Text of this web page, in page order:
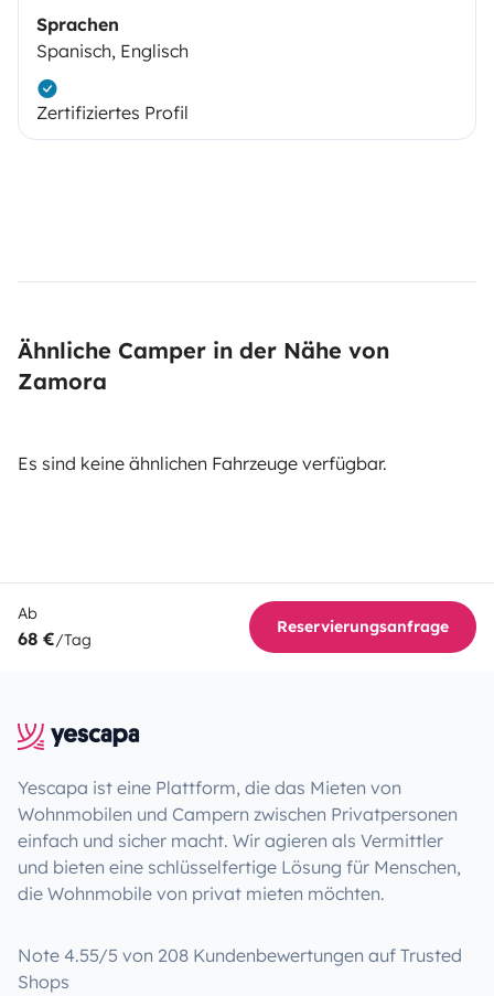
Sprachen
Spanisch, Englisch
Zertifiziertes Profil
Ähnliche Camper in der Nähe von
Zamora
Es sind keine ähnlichen Fahrzeuge verfügbar.
Ab
68 €/Tag
Reservierungsanfrage
Yescapa ist eine Plattform, die das Mieten von
Wohnmobilen und Campern zwischen Privatpersonen
einfach und sicher macht. Wir agieren als Vermittler
und bieten eine schlüsselfertige Lösung für Menschen,
die Wohnmobile von privat mieten möchten.
Note 4.55/5 von 208 Kundenbewertungen auf Trusted
Shops